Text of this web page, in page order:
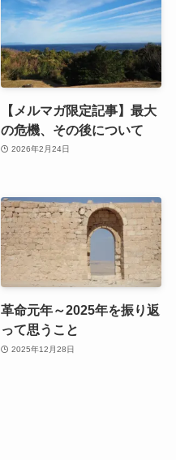
【メルマガ限定記事】最大
の危機、その後について
2026年2月24日
革命元年～2025年を振り返
って思うこと
2025年12月28日